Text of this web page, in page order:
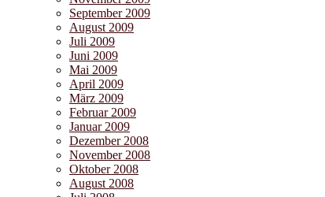
September 2009
August 2009
Juli 2009
Juni 2009
Mai 2009
April 2009
März 2009
Februar 2009
Januar 2009
Dezember 2008
November 2008
Oktober 2008
August 2008